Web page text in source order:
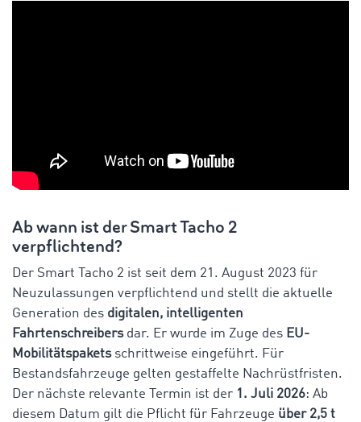
Ab wann ist der Smart Tacho 2
verpflichtend?
Der Smart Tacho 2 ist seit dem 21. August 2023 für
Neuzulassungen verpflichtend und stellt die aktuelle
Generation des digitalen, intelligenten
Fahrtenschreibersdar. Er wurde im Zuge des EU-
Mobilitätspaketsschrittweise eingeführt. Für
Bestandsfahrzeuge gelten gestaffelte Nachrüstfristen.
Der nächste relevante Termin ist der 1. Juli 2026: Ab
diesem Datum gilt die Pflicht für Fahrzeuge über 2,5 t